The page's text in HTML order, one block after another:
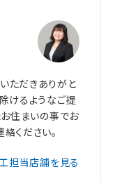
ただきありがと
けるようなご提
お住まいの事でお
ください。
担当店舗を見る